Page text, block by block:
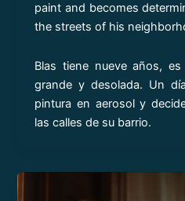
paint and becomes
the streets of his
Blas tiene nueve años,
grande y desolada. Un
pintura en aerosol y
las calles de su barrio.